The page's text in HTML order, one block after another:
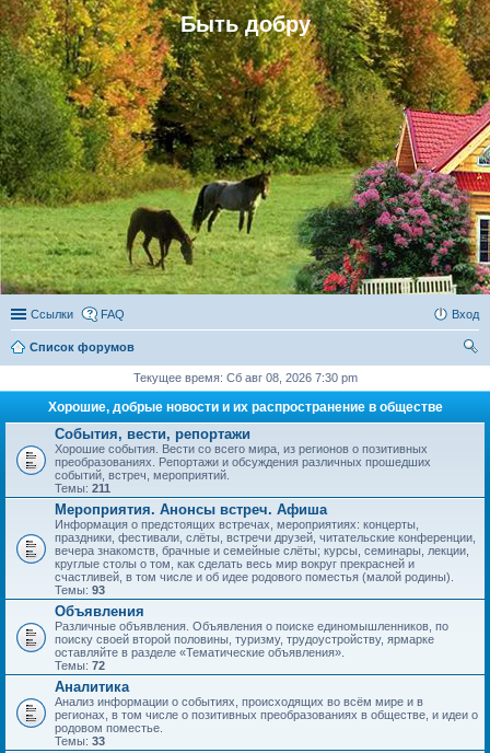
Быть добру
Ссылки FAQ Вход
Список форумов
Текущее время: Сб авг 08, 2026 7:30 pm
Хорошие, добрые новости и их распространение в обществе
События, вести, репортажи
Хорошие события. Вести со всего мира, из регионов о позитивных
преобразованиях. Репортажи и обсуждения различных прошедших
событий, встреч, мероприятий.
Темы: 211
Мероприятия. Анонсы встреч. Афиша
Информация о предстоящих встречах, мероприятиях: концерты,
праздники, фестивали, слёты, встречи друзей, читательские конференции,
вечера знакомств, брачные и семейные слёты; курсы, семинары, лекции,
круглые столы о том, как сделать весь мир вокруг прекрасней и
счастливей, в том числе и об идее родового поместья (малой родины).
Темы: 93
Объявления
Различные объявления. Объявления о поиске единомышленников, по
поиску своей второй половины, туризму, трудоустройству, ярмарке
оставляйте в разделе «Тематические объявления».
Темы: 72
Аналитика
Анализ информации о событиях, происходящих во всём мире и в
регионах, в том числе о позитивных преобразованиях в обществе, и идеи о
родовом поместье.
Темы: 33